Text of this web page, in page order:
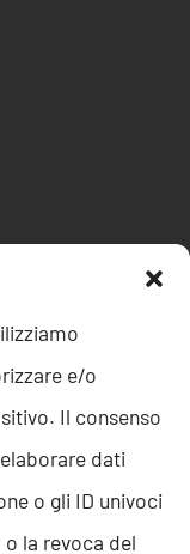
e/o
Il consenso
dati
o gli ID univoci
la revoca del